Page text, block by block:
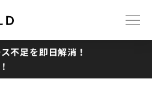
不足を即日解消！